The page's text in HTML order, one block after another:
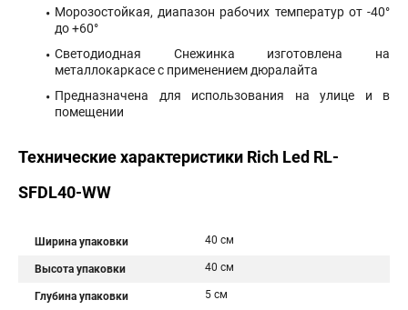
Морозостойкая, диапазон рабочих температур от -40°
до +60°
Светодиодная Снежинка изготовлена на
металлокаркасе с применением дюралайта
Предназначена для использования на улице и в
помещении
Технические характеристики Rich Led RL-
SFDL40-WW
Ширина упаковки 40 см
Высота упаковки 40 см
Глубина упаковки 5 см